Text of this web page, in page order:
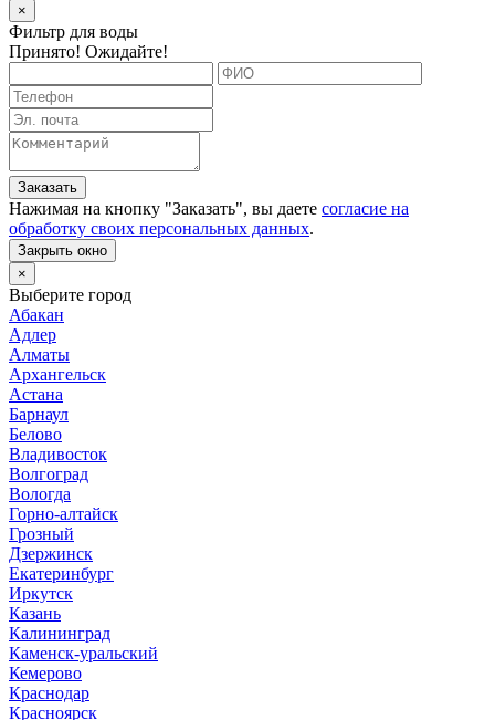
×
Фильтр для воды
Принято! Ожидайте!
Заказать
Нажимая на кнопку "Заказать", вы даете согласие на
обработку своих персональных данных.
Закрыть окно
×
Выберите город
Абакан
Адлер
Алматы
Архангельск
Астана
Барнаул
Белово
Владивосток
Волгоград
Вологда
Горно-алтайск
Грозный
Дзержинск
Екатеринбург
Иркутск
Казань
Калининград
Каменск-уральский
Кемерово
Краснодар
Красноярск